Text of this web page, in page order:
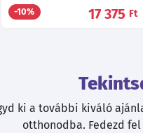
-10% 17 375 Ft
ki a további kiváló
otthonodba. Fedezd